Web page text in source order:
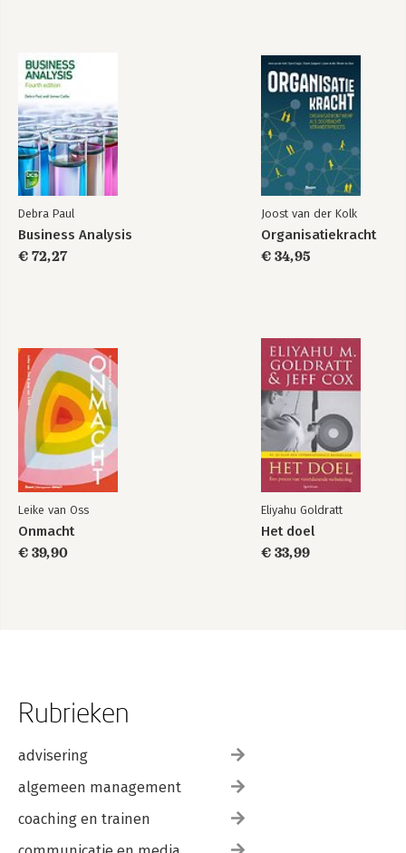
Debra Paul
Business Analysis
€ 72,27
Joost van der Kolk
Organisatiekracht
€ 34,95
Leike van Oss
Onmacht
€ 39,90
Eliyahu Goldratt
Het doel
€ 33,99
Rubrieken
advisering
algemeen management
coaching en trainen